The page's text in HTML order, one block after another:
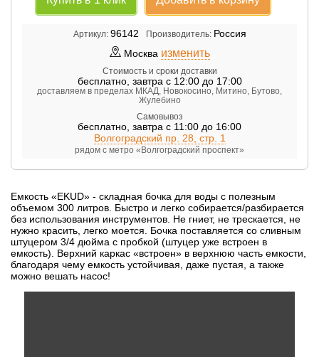
Артикул: 96142 Производитель: Россия
Москва изменить
Стоимость и сроки доставки
бесплатно, завтра с 12:00 до 17:00
доставляем в пределах МКАД, Новокосино, Митино, Бутово,
Жулебино
Самовывоз
бесплатно завтра с 11:00 до 16:00
Волгоградский пр. 28, стр. 1
рядом с метро «Волгоградский проспект»
Емкость «EKUD» - складная бочка для воды с полезным
объемом 300 литров. Быстро и легко собирается/разбирается
без использования инструментов. Не гниет, не трескается, не
нужно красить, легко моется. Бочка поставляется со сливным
штуцером 3/4 дюйма с пробкой (штуцер уже встроен в
емкость). Верхний каркас «встроен» в верхнюю часть емкости,
благодаря чему емкость устойчивая, даже пустая, а также
можно вешать насос!